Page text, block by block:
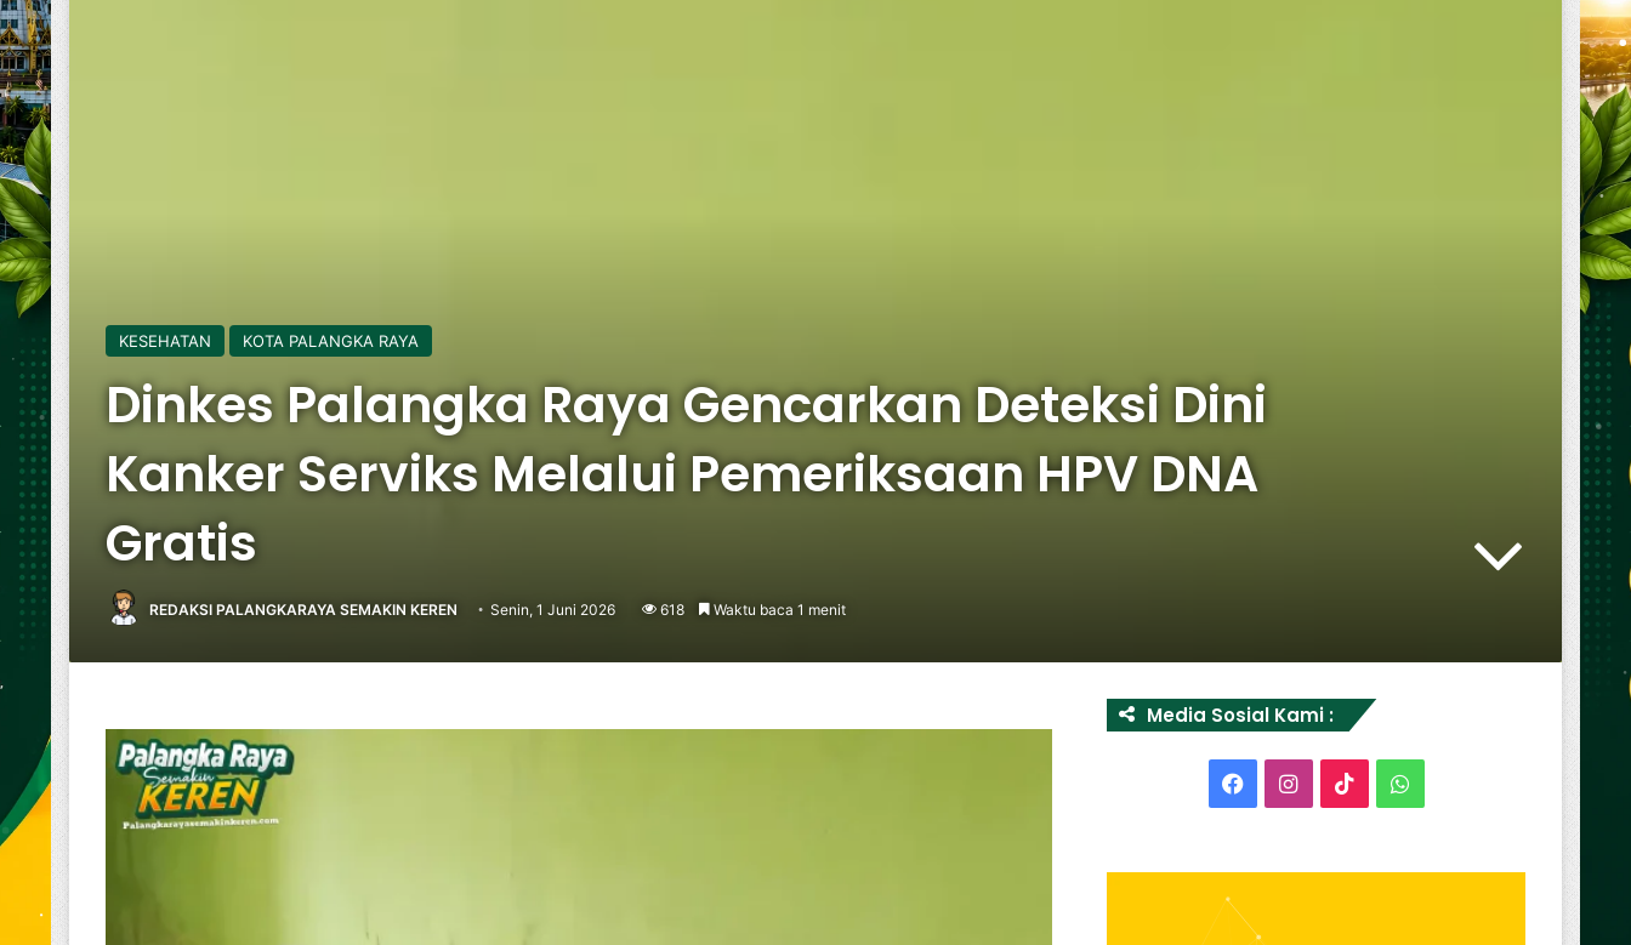
KESEHATAN KOTA PALANGKA RAYA
Dinkes Palangka Raya Gencarkan Deteksi Dini
Kanker Serviks Melalui Pemeriksaan HPV DNA
Gratis
REDAKSI PALANGKARAYA SEMAKIN KEREN Senin, 1 Juni 2026 618 Waktu baca 1 menit
Media Sosial Kami :
FacebookInstagram
TikTokWhatsApp